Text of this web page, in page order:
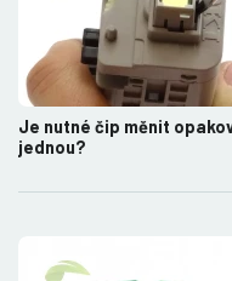
Je nutné čip měnit
jednou?